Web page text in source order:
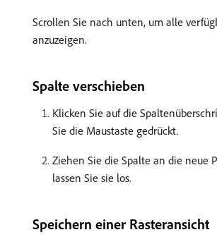
Scrollen Sie nach unten, um alle
anzuzeigen.
Spalte verschieben
Klicken Sie auf die
Sie die Maustaste gedrückt.
Ziehen Sie die Spalte an die neue
lassen Sie sie los.
Speichern einer Rasteransicht